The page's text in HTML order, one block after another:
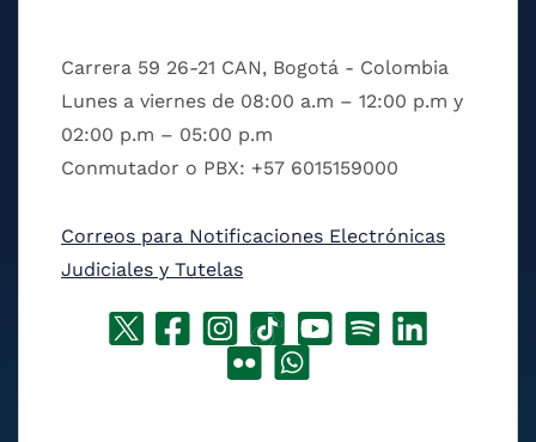
Carrera 59 26-21 CAN, Bogotá - Colombia
Lunes a viernes de 08:00 a.m – 12:00 p.m y
02:00 p.m – 05:00 p.m
Conmutador o PBX: +57 6015159000
Correos para Notificaciones Electrónicas
Judiciales y Tutelas